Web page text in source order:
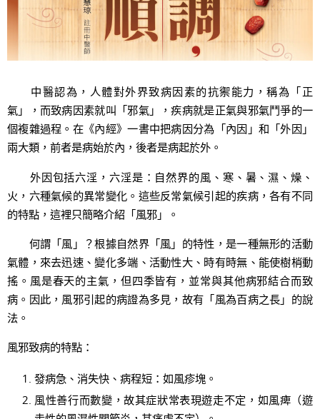
中醫認為，人體對外界致病因素的抗禦能力，稱為「正
氣」，而致病因素就叫「邪氣」，疾病就是正氣與邪氣鬥爭的一
個複雜過程。在《內經》一書中把病因分為「內因」和「外因」
兩大類，前者是病始於內，後者是病起於外。
外因包括六淫，六淫是：自然界的風、寒、暑、濕、燥、
火，六種氣候的異常變化。這些反常氣候引起的疾病，各有不同
的特點，這裡只簡略介紹「風邪」。
何謂「風」？根據自然界「風」的特性，是一種無形的活動
氣體，來去迅速、變化多端、活動性大、時有時無、能使樹梢動
搖。風是春天的主氣，但四季皆有，並常與其他病邪結合而致
病。因此，風邪引起的病證為多見，故有「風為百病之長」的說
法。
風邪致病的特點：
發病急、消失快、病程短：如風疹塊。
風性善行而數變，故其症狀常表現遊走不定，如風痺（遊